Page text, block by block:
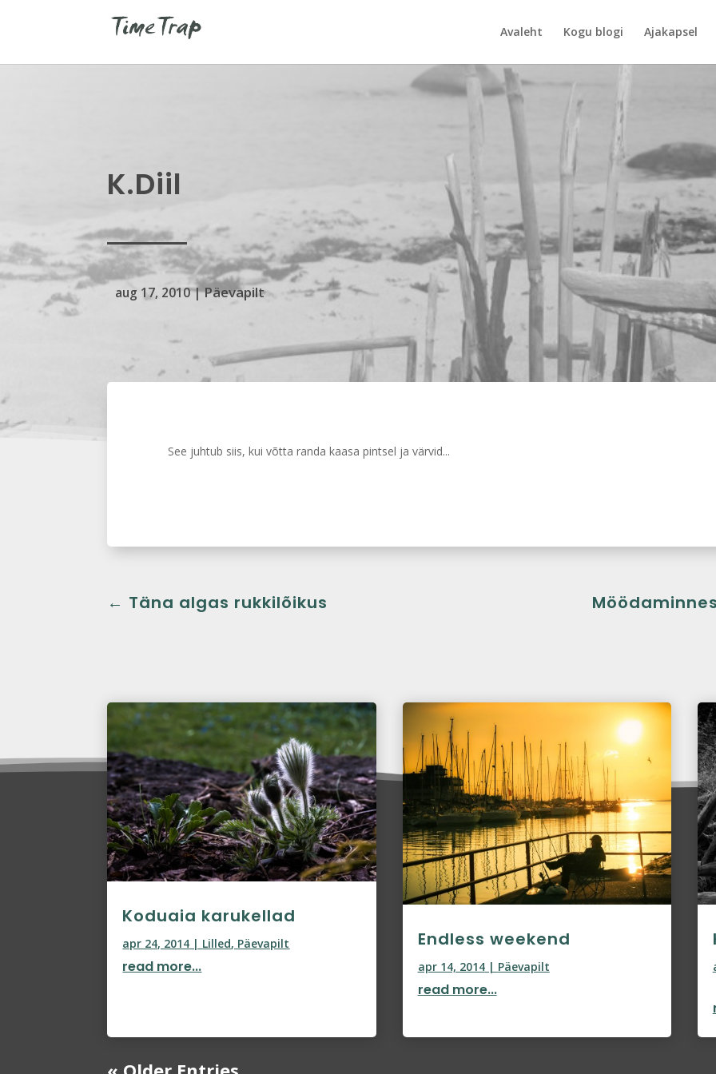
Avaleht Kogu blogi Ajakapsel
K.Diil
aug 17, 2010|Päevapilt
See juhtub siis, kui võtta randa kaasa pintsel ja värvid...
← Täna algas rukkilõikus
Koduaia karukellad
apr 24, 2014 | Lilled, Päevapilt
read more...
Endless weekend
apr 14, 2014| Päevapilt
read more...